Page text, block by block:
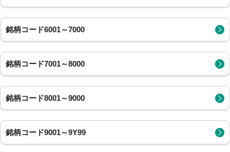
銘柄コード6001～7000
銘柄コード7001～8000
銘柄コード8001～9000
銘柄コード9001～9Y99